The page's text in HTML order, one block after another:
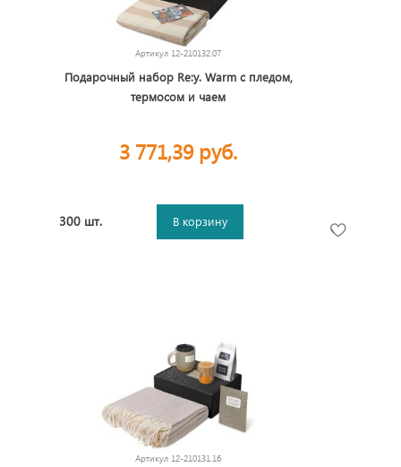
Артикул 12-210132.07
Подарочный набор Re:y. Warm с пледом,
термосом и чаем
3 771,39 руб.
300 шт. В корзину
Артикул 12-210131.16